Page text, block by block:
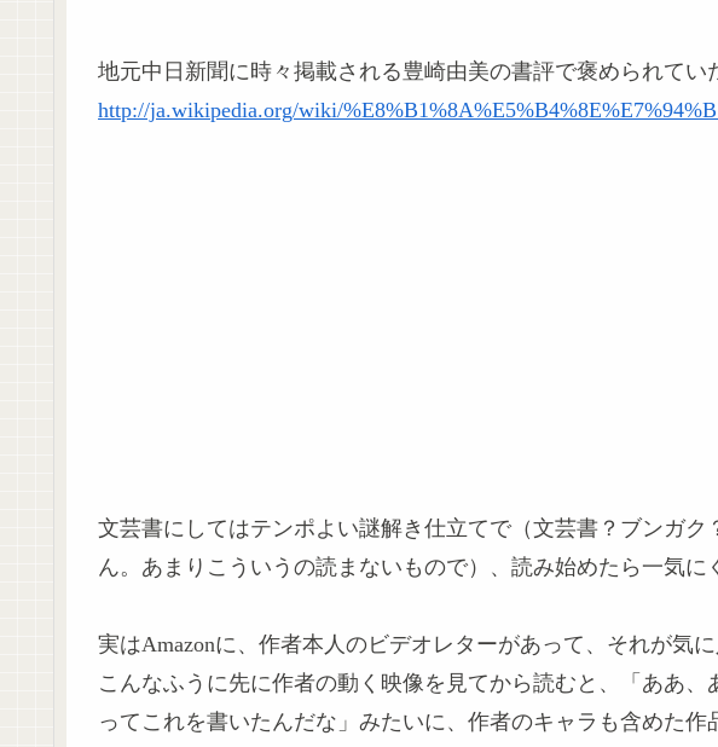
地元中日新聞に時々掲載される豊崎由美の書評で褒められてい
http://ja.wikipedia.org/wiki/
文芸書にしてはテンポよい謎解き仕立てで（文芸書？ブンガ
ん。あまりこういうの読まないもので）、読み始めたら一気に
実はAmazonに、作者本人のビデオレターがあって、それが気
こんなふうに先に作者の動く映像を見てから読むと、「ああ
ってこれを書いたんだな」みたいに、作者のキャラも含めた作